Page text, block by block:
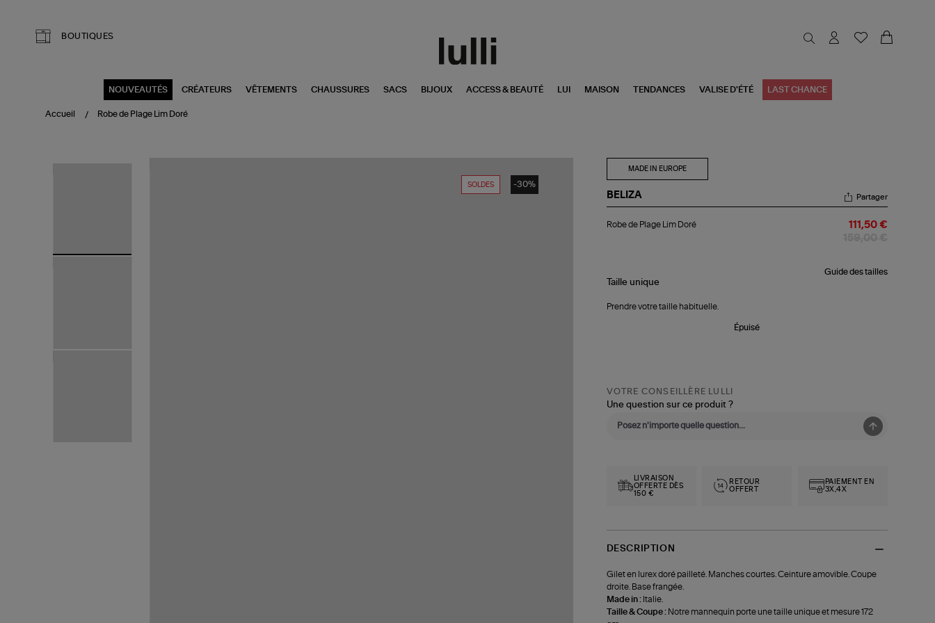
BOUTIQUES
NOUVEAUTÉS CRÉATEURS VÊTEMENTS CHAUSSURES SACS BIJOUX ACCESS & BEAUTÉ LUI MAISON TENDANCES VALISE D'ÉTÉ LAST CHANCE
Accueil Robe de Plage Lim Doré
SOLDES -30%
MADE IN EUROPE
BELIZA
de
Partager
Robe de Plage Lim Doré 111,50 €
Guide des tailles
Taille unique
Prendre votre taille habituelle.
Épuisé
VOTRE CONSEILLÈRE LULLI
Une question sur ce produit ?
LIVRAISON
OFFERTE DÈS
150 €
RETOUR
OFFERT
PAIEMENT EN
3X,4X
DESCRIPTION
Gilet en lurex doré pailleté. Manches courtes. Ceinture amovible. Coupe
droite. Base frangée.
Made in : Italie.
Taille & Coupe : Notre mannequin porte une taille unique et mesure 172